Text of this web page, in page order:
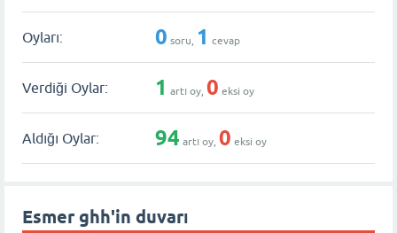
Oyları: 0 soru, 1 cevap
Verdiği Oylar: 1 artı oy, 0 eksi oy
Aldığı Oylar: 94 artı oy, 0 eksi oy
Esmer ghh'in duvarı